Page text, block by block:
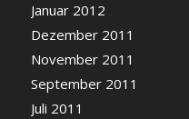
Januar 2012
Dezember 2011
November 2011
September 2011
Juli 2011